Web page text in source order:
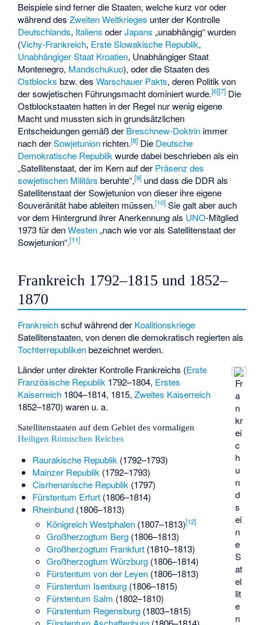
Beispiele sind ferner die Staaten, welche kurz vor oder
während desZweiten Weltkrieges unter der Kontrolle
Deutschlands, Italiens oderJapans „unabhängig“ wurden
(Vichy-Frankreich, Erste Slowakische Republik,
Unabhängiger Staat Kroatien, Unabhängiger Staat
Montenegro, Mandschukuo), oder die Staaten des
Ostblocks bzw. desWarschauer Pakts, deren Politik von
der sowjetischen Führungsmacht dominiert wurde.[6][7] Die
Ostblockstaaten hatten in der Regel nur wenig eigene
Macht und mussten sich in grundsätzlichen
Entscheidungen gemäß der Breschnew-Doktrin immer
nach derSowjetunion richten.[8] Die Deutsche
Demokratische Republik wurde dabei beschrieben als ein
„Satellitenstaat, der im Kern auf der Präsenz des
sowjetischen Militärs beruhte“,[9] und dass die DDR als
Satellitenstaat der Sowjetunion von dieser ihre eigene
Souveränität habe ableiten müssen.[10] Sie galt aber auch
vor dem Hintergrund ihrer Anerkennung als UNO-Mitglied
1973 für denWesten„nach wie vor als Satellitenstaat der
Sowjetunion“.[11]
Frankreich 1792–1815 und 1852–
1870
Frankreichschuf während der Koalitionskriege
Satellitenstaaten, von denen die demokratisch regierten als
Tochterrepublikenbezeichnet werden.
Fr
a
n
kr
ei
c
h
u
n
d
s
ei
n
e
S
at
el
lit
e
n
Länder unter direkter Kontrolle Frankreichs (Erste
Französische Republik 1792–1804, Erstes
Kaiserreich 1804–1814, 1815,Zweites Kaiserreich
1852–1870) waren u. a.
Satellitenstaaten auf dem Gebiet des vormaligen
Heiligen Römischen Reiches
Raurakische Republik (1792–1793)
Mainzer Republik (1792–1793)
Cisrhenanische Republik (1797)
Fürstentum Erfurt(1806–1814)
Rheinbund(1806–1813)
Königreich Westphalen (1807–1813)[12]
Großherzogtum Berg (1806–1813)
Großherzogtum Frankfurt (1810–1813)
Großherzogtum Würzburg (1806–1814)
Fürstentum von der Leyen (1806–1813)
Fürstentum Isenburg (1806–1815)
Fürstentum Salm (1802–1810)
Fürstentum Regensburg (1803–1815)